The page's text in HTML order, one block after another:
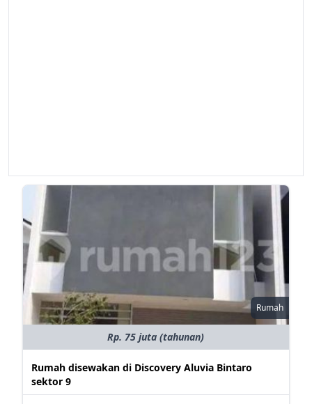
Rumah
Rp. 75 juta (tahunan)
Rumah disewakan di Discovery Aluvia Bintaro
sektor 9